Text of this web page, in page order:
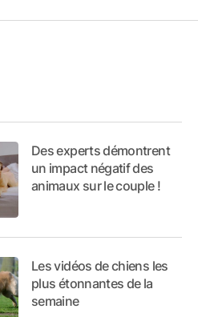
Des experts démontrent
un impact négatif des
animaux sur le couple !
Les vidéos de chiens les
plus étonnantes de la
semaine